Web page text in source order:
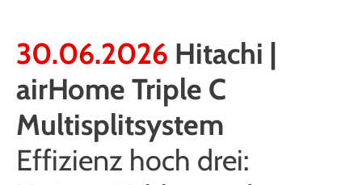
30.06.2026 Hitachi |
airHome Triple C
Multisplitsystem
Effizienz hoch drei: